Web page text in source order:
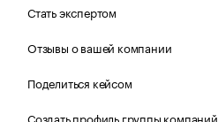
Стать экспертом
Отзывы о вашей компании
Поделиться кейсом
Создать профиль группы компаний